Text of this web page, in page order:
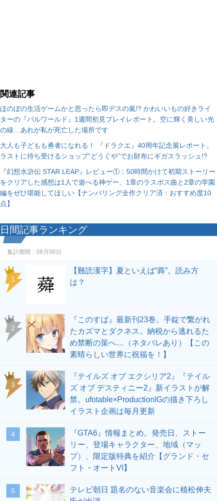
関連記事
ほのぼの生活ゲームかと思ったら即デスの嵐!? かわいいもの好きライ
ターの『パルワールド』1週間初見プレイレポート。空に輝く美しい光
の線…あれが私が死亡した場所です
大人も子どもも勇者になれる！ 『ドラクエ』40周年記念展レポート。
ラストに待ち受けるショップ“どうぐや”でお財布にギガスラッシュ!?
『幻想水滸伝 STAR LEAP』レビュー①：50時間かけて初期ストーリー
をクリアした感想は1人で遊べる神ゲー。1章のラスボス曲と2章の学園
編をぜひ堪能してほしい【ナンバリング全作クリア済：おすすめ度10
点】
日間記事ランキング
集計期間： 08月06日
1
【難読漢字】夏といえば“蕣”。読み方
は？
2
『このすば』最新刊23巻。手錠で繋がれ
たカズマとダクネス。納税から逃れるた
め禁断の策へ…（ネタバレあり）【この
素晴らしい世界に祝福を！】
3
『テイルズ オブ エクシリア2』『テイル
ズ オブ デスティニー2』新イラストが解
禁。ufotable×ProductionIGの描き下ろし
イラスト企画は毎月更新
4
『GTA6』情報まとめ。発売日、ストー
リー、登場キャラクター、地域（マッ
プ）、限定版特典を紹介【グランド・セ
フト・オートVI】
5
テレビ朝日 題名のない音楽会に植松伸夫